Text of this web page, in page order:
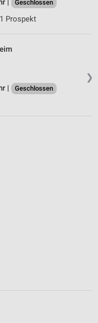
| Geschlossen
Prospekt
❯
|
Geschlossen